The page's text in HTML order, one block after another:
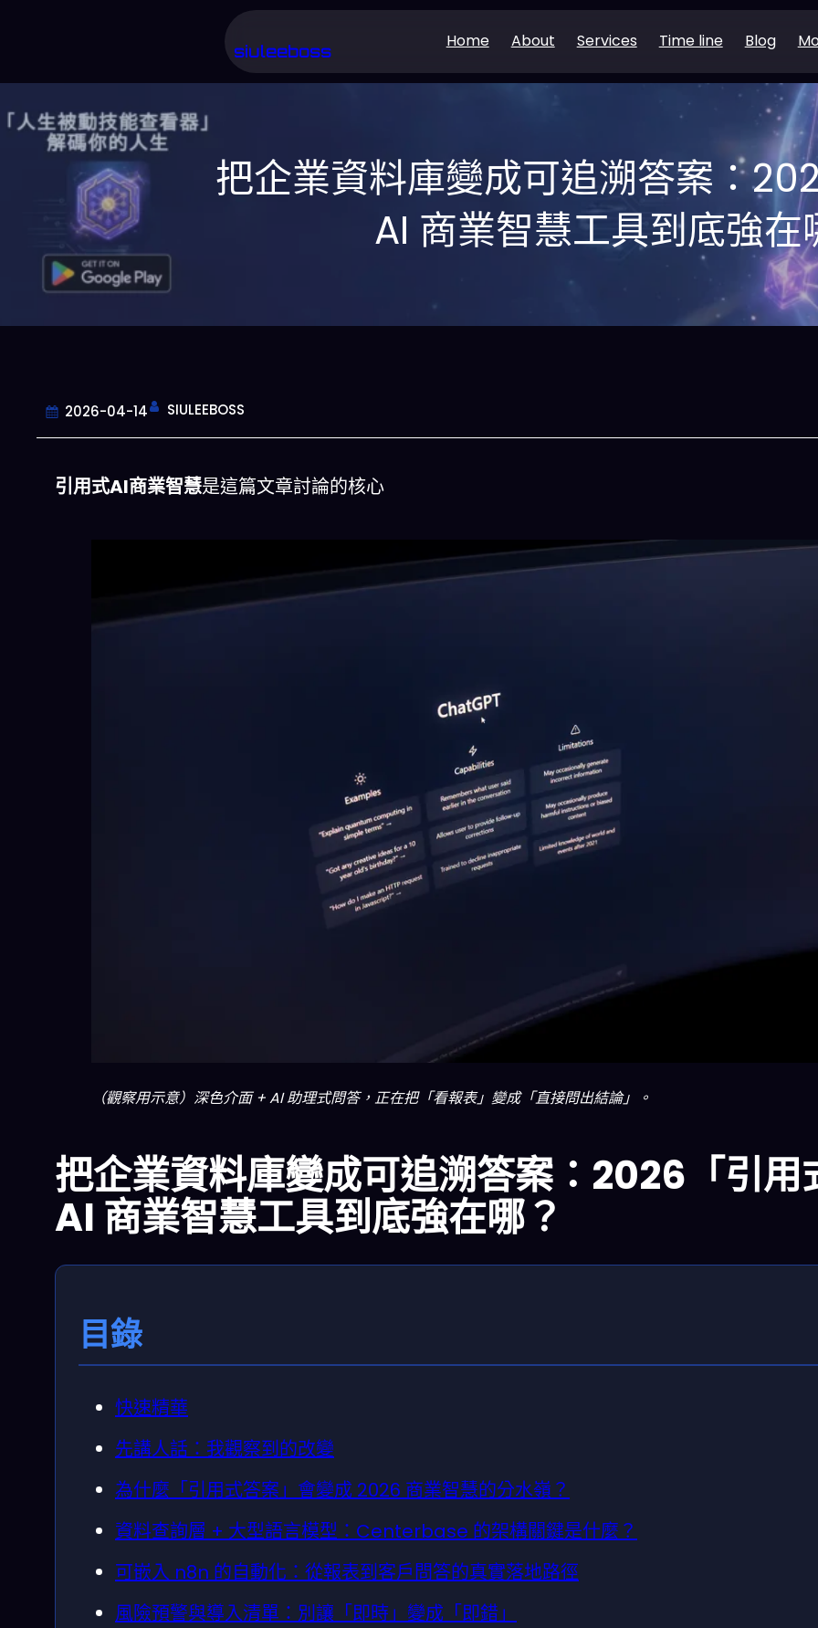
主
要
siuleeboss Home About Services Time line Blog
把企業資料庫變成可追溯答案：
AI 商業智慧工具到底強在
2026-04-14 SIULEEBOSS
引用式AI商業智慧是這篇文章討論的核心
（觀察用示意）深色介面 + AI 助理式問答，正在把「看報表」變成「直接問出結論」。
把企業資料庫變成可追溯答案：2026「引用
AI 商業智慧工具到底強在哪？
目錄
快速精華
先講人話：我觀察到的改變
為什麼「引用式答案」會變成 2026 商業智慧的分水嶺？
資料查詢層 + 大型語言模型：Centerbase 的架構關鍵是什麼？
可嵌入 n8n 的自動化：從報表到客戶問答的真實落地路徑
風險預警與導入清單：別讓「即時」變成「即錯」